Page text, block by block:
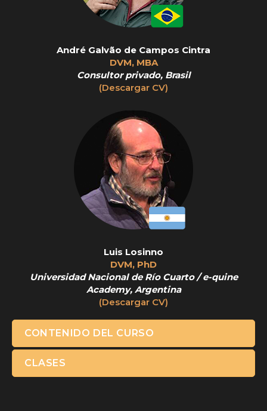
André Galvão de Campos Cintra
DVM, MBA
Consultor privado, Brasil
(Descargar CV)
Luis Losinno
DVM, PhD
Universidad Nacional de Río Cuarto / e-quine
Academy, Argentina
(Descargar CV)
CONTENIDO DEL CURSO
CLASES